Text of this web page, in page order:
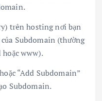
trên hosting nơi bạn
Subdomain (thường
www).
“Add Subdomain”
Subdomain.